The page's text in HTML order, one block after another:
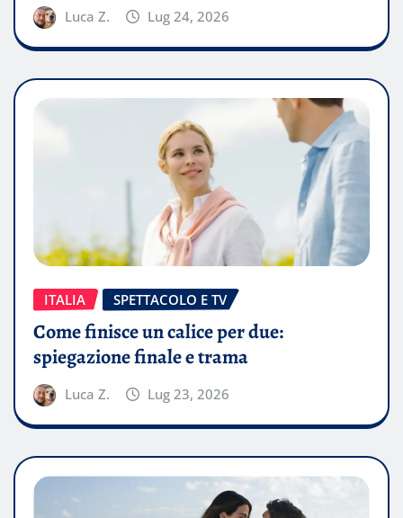
Luca Z. Lug 24, 2026
ITALIA SPETTACOLO E TV
Come finisce un calice per due:
spiegazione finale e trama
Luca Z. Lug 23, 2026